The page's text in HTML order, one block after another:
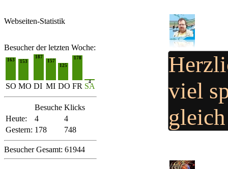
Webseiten-Statistik
Besucher der letzten Woche:
163 153
187
157
125
178
4
SO MO DI MI DO FR SA
Besuche Klicks
Heute:
4
4
Gestern: 178 748
Besucher Gesamt: 61944
viel